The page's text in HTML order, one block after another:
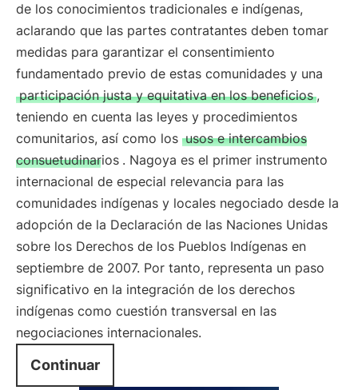
de los conocimientos tradicionales e indígenas,
aclarando que las partes contratantes deben tomar
medidas para garantizar el consentimiento
fundamentado previo de estas comunidades y una
participación justa y equitativa en los beneficios ,
teniendo en cuenta las leyes y procedimientos
comunitarios, así como los usos e intercambios
consuetudinarios . Nagoya es el primer instrumento
internacional de especial relevancia para las
comunidades indígenas y locales negociado desde la
adopción de la Declaración de las Naciones Unidas
sobre los Derechos de los Pueblos Indígenas en
septiembre de 2007. Por tanto, representa un paso
significativo en la integración de los derechos
indígenas como cuestión transversal en las
negociaciones internacionales.
Continuar